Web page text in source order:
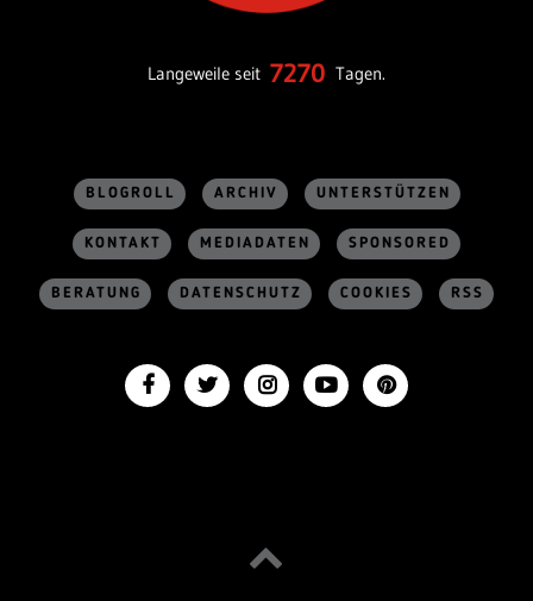
Langeweile seit 7270 Tagen.
BLOGROLL ARCHIV UNTERSTÜTZEN
KONTAKT MEDIADATEN SPONSORED
BERATUNG DATENSCHUTZ COOKIES RSS